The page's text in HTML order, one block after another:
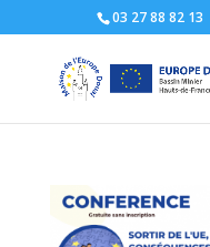
03 27 88 82 13